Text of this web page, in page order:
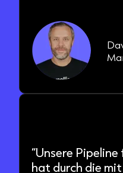
“Unsere
hat durch die